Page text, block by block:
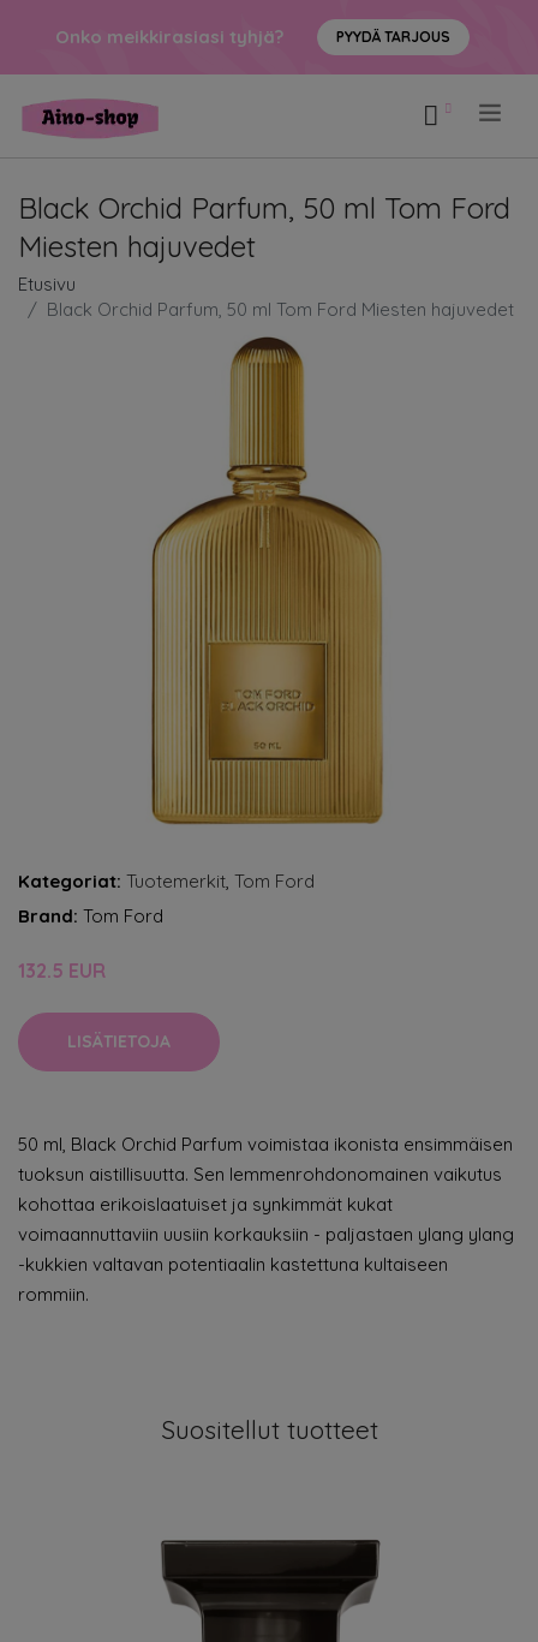
Onko meikkirasiasi tyhjä? PYYDÄ TARJOUS
Black Orchid Parfum, 50 ml Tom Ford
Miesten hajuvedet
Etusivu
Black Orchid Parfum, 50 ml Tom Ford Miesten hajuvedet
Kategoriat: Tuotemerkit, Tom Ford
Brand: Tom Ford
132.5 EUR
LISÄTIETOJA
50 ml, Black Orchid Parfum voimistaa ikonista ensimmäisen
tuoksun aistillisuutta. Sen lemmenrohdonomainen vaikutus
kohottaa erikoislaatuiset ja synkimmät kukat
voimaannuttaviin uusiin korkauksiin - paljastaen ylang ylang
-kukkien valtavan potentiaalin kastettuna kultaiseen
rommiin.
Suositellut tuotteet